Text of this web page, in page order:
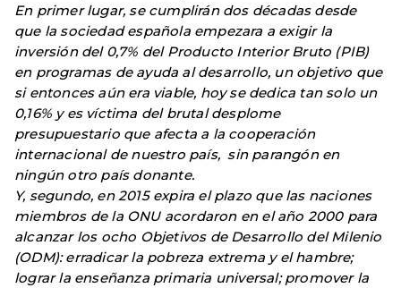
En primer lugar, se cumplirán dos décadas desde
que la sociedad española empezara a exigir la
inversión del 0,7% del Producto Interior Bruto (PIB)
en programas de ayuda al desarrollo, un objetivo que
si entonces aún era viable, hoy se dedica tan solo un
0,16% y es víctima del brutal desplome
presupuestario que afecta a la cooperación
internacional de nuestro país, sin parangón en
ningún otro país donante.
Y, segundo, en 2015 expira el plazo que las naciones
miembros de la ONU acordaron en el año 2000 para
alcanzar los ocho Objetivos de Desarrollo del Milenio
(ODM): erradicar la pobreza extrema y el hambre;
lograr la enseñanza primaria universal; promover la